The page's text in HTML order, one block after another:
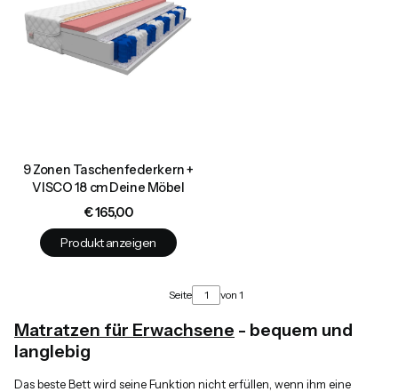
9 Zonen Taschenfederkern +
VISCO 18 cm Deine Möbel
Preis
€ 165,00
Produkt anzeigen
Seite von 1
Matratzen für Erwachsene - bequem und
langlebig
Das beste Bett wird seine Funktion nicht erfüllen, wenn ihm eine